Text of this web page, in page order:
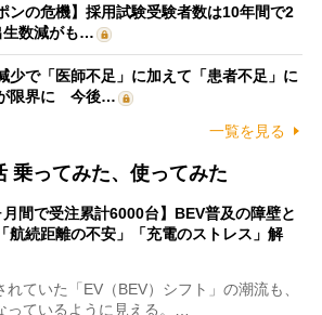
ンの危機】採用試験受験者数は10年間で2
数減がも…
少で「医師不足」に加えて「患者不足」に
限界に 今後…
一覧を見る
乗ってみた、使ってみた
月間で受注累計6000台】BEV普及の障壁と
航続距離の不安」「充電のストレス」解
ていた「EV（BEV）シフト」の潮流も、
っているように見える。…